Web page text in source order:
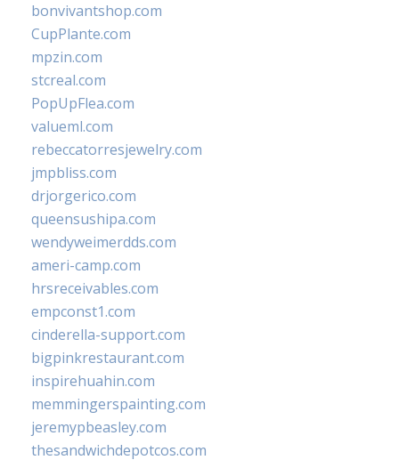
bonvivantshop.com
CupPlante.com
mpzin.com
stcreal.com
PopUpFlea.com
valueml.com
rebeccatorresjewelry.com
jmpbliss.com
drjorgerico.com
queensushipa.com
wendyweimerdds.com
ameri-camp.com
hrsreceivables.com
empconst1.com
cinderella-support.com
bigpinkrestaurant.com
inspirehuahin.com
memmingerspainting.com
jeremypbeasley.com
thesandwichdepotcos.com